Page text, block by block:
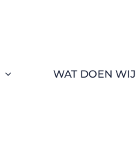
WAT DOEN WIJ